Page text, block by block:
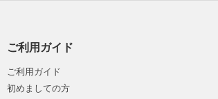
ご利用ガイド
ご利用ガイド
初めましての方